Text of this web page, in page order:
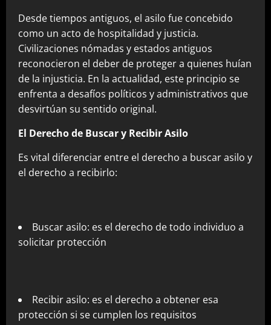
Desde tiempos antiguos, el asilo fue concebido
como un acto de hospitalidad y justicia.
Civilizaciones nómadas y estados antiguos
reconocieron el deber de proteger a quienes huían
de la injusticia. En la actualidad, este principio se
enfrenta a desafíos políticos y administrativos que
desvirtúan su sentido original.
El Derecho de Buscar y Recibir Asilo
Es vital diferenciar entre el derecho a buscar asilo y
el derecho a recibirlo:
Buscar asilo: es el derecho de todo individuo a
solicitar protección
Recibir asilo: es el derecho a obtener esa
protección si se cumplen los requisitos